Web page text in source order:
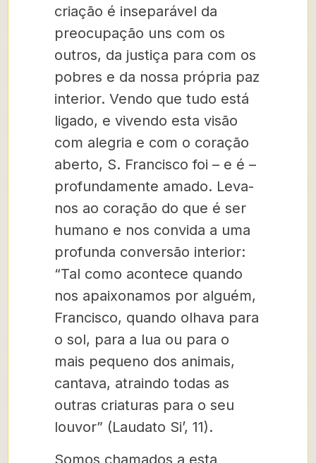
criação é inseparável da
preocupação uns com os
outros, da justiça para com os
pobres e da nossa própria paz
interior. Vendo que tudo está
ligado, e vivendo esta visão
com alegria e com o coração
aberto, S. Francisco foi – e é –
profundamente amado. Leva-
nos ao coração do que é ser
humano e nos convida a uma
profunda conversão interior:
“Tal como acontece quando
nos apaixonamos por alguém,
Francisco, quando olhava para
o sol, para a lua ou para o
mais pequeno dos animais,
cantava, atraindo todas as
outras criaturas para o seu
louvor” (Laudato Si’, 11).